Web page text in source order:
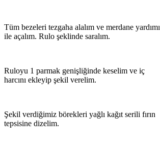
Tüm bezeleri tezgaha alalım ve merdane yardımı
ile açalım. Rulo şeklinde saralım.
Ruloyu 1 parmak genişliğinde keselim ve iç
harcını ekleyip şekil verelim.
Şekil verdiğimiz börekleri yağlı kağıt serili fırın
tepsisine dizelim.